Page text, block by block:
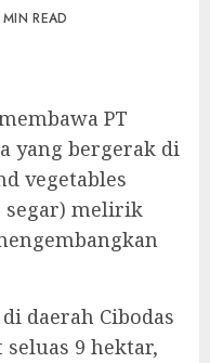
READ
PT
yang bergerak di
vegetables
segar) melirik
daerah Cibodas
seluas 9 hektar,